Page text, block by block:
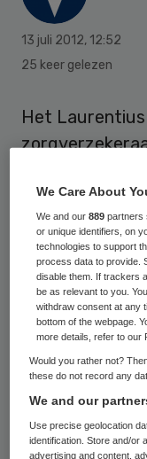
13 juli 2012, 12:52
25 keer gelezen
Het Laurentius
gemaakt voor
medisch
hebben daar
getekend.
Het contract
2012 t/m
afspraken
en invoering
Laurentius
We Care About
We and our889 partners
or unique identifiers, on
technologies to support
process data to provide.
disable them. If trackers
be as relevant to you.
withdraw consent at any
bottom of the webpage.
more details, refer to our
Would you rather not?
these do not record any
We and our
Use precise geolocation
identification. Store and/or
advertising and content,